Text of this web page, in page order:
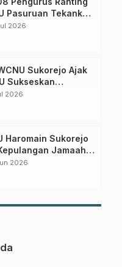
NU
terbaru langsung dari
Pasuruan Tekankan
Loyalitas
2026
Sukorejo Ajak
Sukseskan
dan Perkuat
2026
Haromain Sukorejo
Jamaah
Perkuat Khidmah
2026